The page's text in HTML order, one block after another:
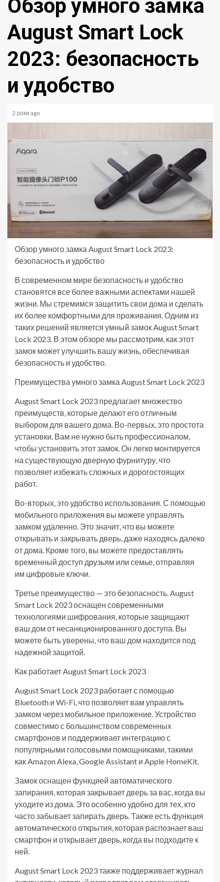
Обзор умного замка
August Smart Lock
2023: безопасность
и удобство
2 роки ago
Обзор умного замка August Smart Lock 2023:
безопасность и удобство
В современном мире безопасность и удобство
становятся все более важными аспектами нашей
жизни. Мы стремимся защитить свои дома и сделать
их более комфортными для проживания. Одним из
таких решений является умный замок August Smart
Lock 2023. В этом обзоре мы рассмотрим, как этот
замок может улучшить вашу жизнь, обеспечивая
безопасность и удобство.
Преимущества умного замка August Smart Lock 2023
August Smart Lock 2023 предлагает множество
преимуществ, которые делают его отличным
выбором для вашего дома. Во-первых, это простота
установки. Вам не нужно быть профессионалом,
чтобы установить этот замок. Он легко монтируется
на существующую дверную фурнитуру, что
позволяет избежать сложных и дорогостоящих
работ.
Во-вторых, это удобство использования. С помощью
мобильного приложения вы можете управлять
замком удаленно. Это значит, что вы можете
открывать и закрывать дверь, даже находясь далеко
от дома. Кроме того, вы можете предоставлять
временный доступ друзьям или семье, отправляя
им цифровые ключи.
Третье преимущество — это безопасность. August
Smart Lock 2023 оснащен современными
технологиями шифрования, которые защищают
ваш дом от несанкционированного доступа. Вы
можете быть уверены, что ваш дом находится под
надежной защитой.
Как работает August Smart Lock 2023
August Smart Lock 2023 работает с помощью
Bluetooth и Wi-Fi, что позволяет вам управлять
замком через мобильное приложение. Устройство
совместимо с большинством современных
смартфонов и поддерживает интеграцию с
популярными голосовыми помощниками, такими
как Amazon Alexa, Google Assistant и Apple HomeKit.
Замок оснащен функцией автоматического
запирания, которая закрывает дверь за вас, когда вы
уходите из дома. Это особенно удобно для тех, кто
часто забывает запирать дверь. Также есть функция
автоматического открытия, которая распознает ваш
смартфон и открывает дверь, когда вы подходите к
ней.
August Smart Lock 2023 также поддерживает журнал